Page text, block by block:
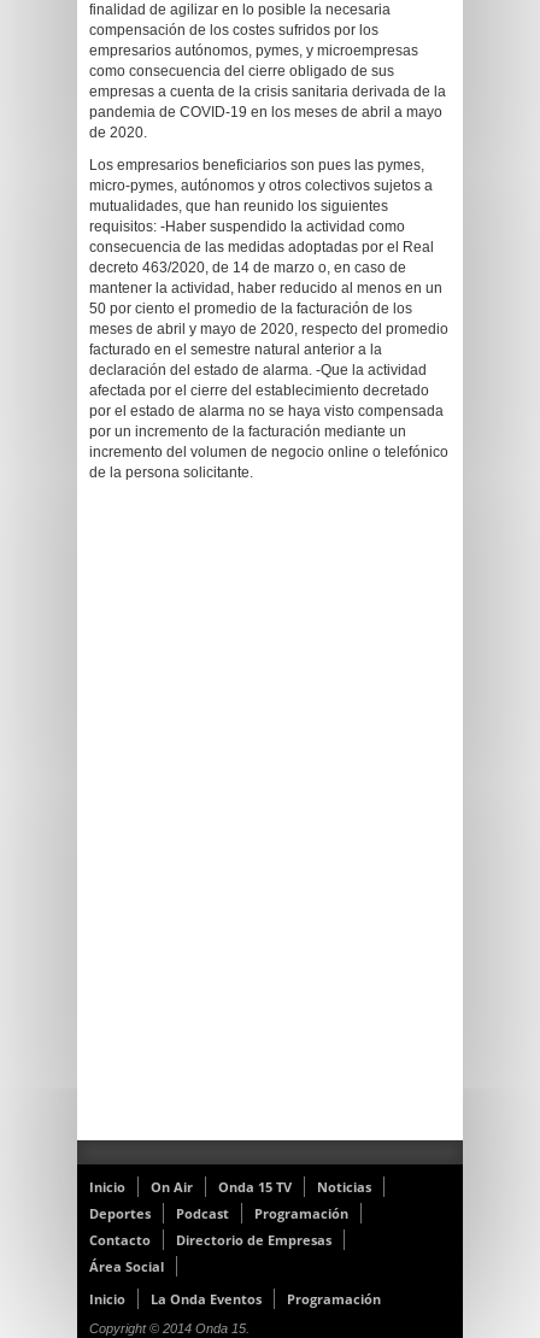
finalidad de agilizar en lo posible la necesaria
compensación de los costes sufridos por los
empresarios autónomos, pymes, y microempresas
como consecuencia del cierre obligado de sus
empresas a cuenta de la crisis sanitaria derivada de la
pandemia de COVID-19 en los meses de abril a mayo
de 2020.
Los empresarios beneficiarios son pues las pymes,
micro-pymes, autónomos y otros colectivos sujetos a
mutualidades, que han reunido los siguientes
requisitos: -Haber suspendido la actividad como
consecuencia de las medidas adoptadas por el Real
decreto 463/2020, de 14 de marzo o, en caso de
mantener la actividad, haber reducido al menos en un
50 por ciento el promedio de la facturación de los
meses de abril y mayo de 2020, respecto del promedio
facturado en el semestre natural anterior a la
declaración del estado de alarma. -Que la actividad
afectada por el cierre del establecimiento decretado
por el estado de alarma no se haya visto compensada
por un incremento de la facturación mediante un
incremento del volumen de negocio online o telefónico
de la persona solicitante.
Inicio On Air Onda 15 TV
Noticias
Deportes
Podcast
Programación
Contacto
Directorio de Empresas
Área Social
Inicio
La Onda Eventos Programación
Copyright © 2014 Onda 15.